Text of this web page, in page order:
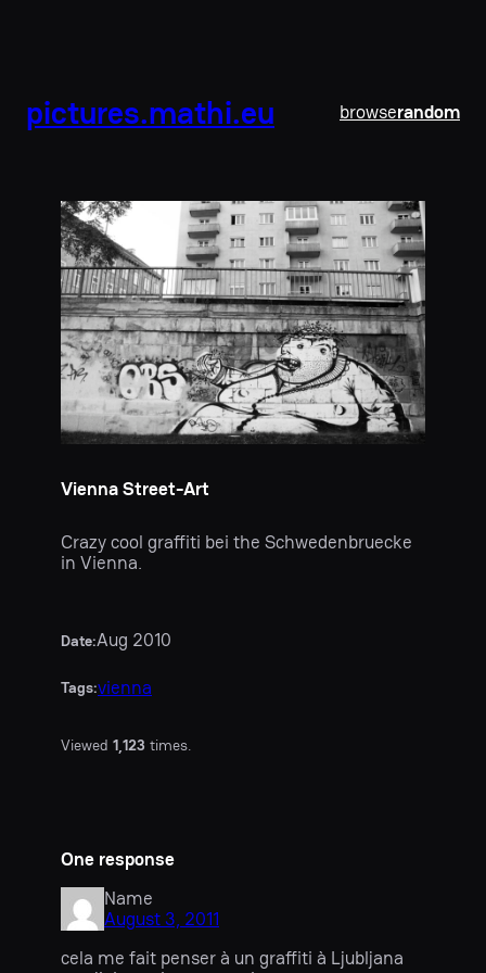
pictures.mathi.eu browserandom
Vienna Street-Art
Crazy cool graffiti bei the Schwedenbruecke
in Vienna.
Date:Aug 2010
Tags:vienna
Viewed 1,123 times.
One response
Name
August 3, 2011
cela me fait penser à un graffiti à Ljubljana